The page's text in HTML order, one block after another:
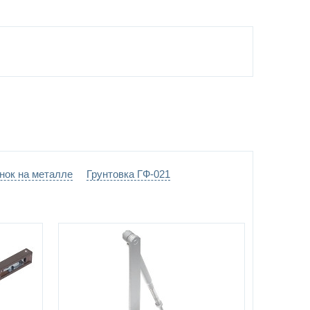
Ø20 мм
на металле Грунтовка ГФ-021